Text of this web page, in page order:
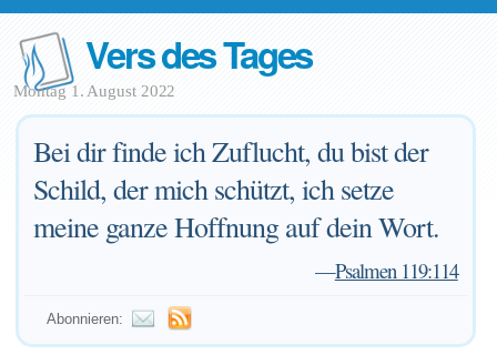
Vers des Tages
Montag 1. August 2022
Bei dir finde ich Zuflucht, du bist der
Schild, der mich schützt, ich setze
meine ganze Hoffnung auf dein Wort.
—Psalmen 119:114
Abonnieren: